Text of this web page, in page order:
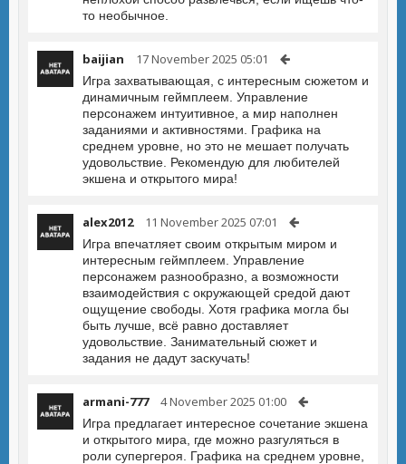
то необычное.
baijian 17 November 2025 05:01
Игра захватывающая, с интересным сюжетом и
динамичным геймплеем. Управление
персонажем интуитивное, а мир наполнен
заданиями и активностями. Графика на
среднем уровне, но это не мешает получать
удовольствие. Рекомендую для любителей
экшена и открытого мира!
alex2012 11 November 2025 07:01
Игра впечатляет своим открытым миром и
интересным геймплеем. Управление
персонажем разнообразно, а возможности
взаимодействия с окружающей средой дают
ощущение свободы. Хотя графика могла бы
быть лучше, всё равно доставляет
удовольствие. Занимательный сюжет и
задания не дадут заскучать!
armani-777 4 November 2025 01:00
Игра предлагает интересное сочетание экшена
и открытого мира, где можно разгуляться в
роли супергероя. Графика на среднем уровне,